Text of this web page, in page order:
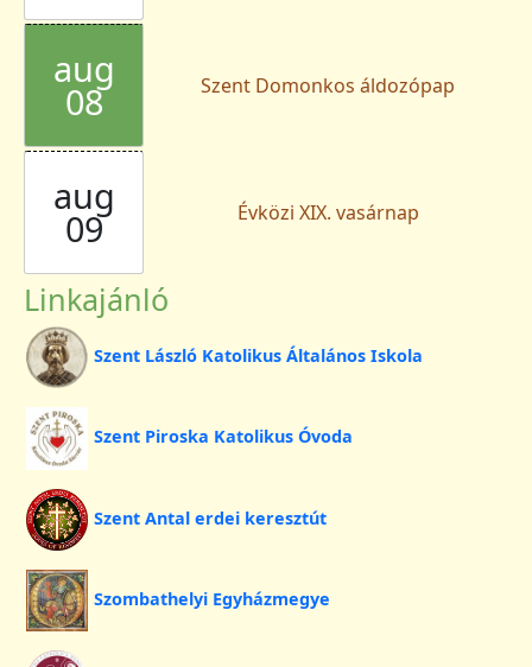
aug
08 Szent Domonkos áldozópap
aug
09 Évközi XIX. vasárnap
Linkajánló
Szent László Katolikus Általános Iskola
Szent Piroska Katolikus Óvoda
Szent Antal erdei keresztút
Szombathelyi Egyházmegye